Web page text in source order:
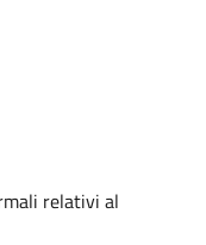
relativi al